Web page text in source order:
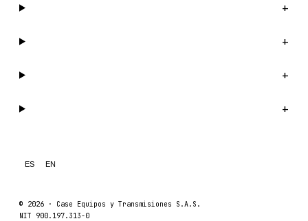
+
+
+
+
ES EN
© 2026 · Case Equipos y Transmisiones S.A.S.
NIT 900.197.313-0